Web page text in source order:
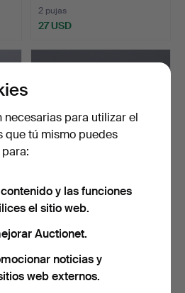
2 pujas
27 USD
TOBOGÁN, HIERRO
SIGL…
Subastado 9 dic 2025
201 USD
necesarias para utilizar el
que tú mismo puedes
y las funciones
el sitio web.
Auctionet.
noticias y
web externos.